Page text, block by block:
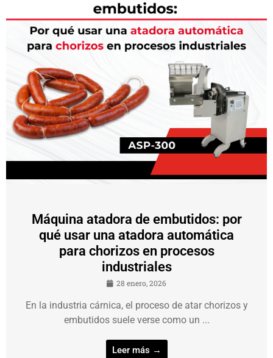
Máquina atadora de embutidos: por
qué usar una atadora automática
para chorizos en procesos
industriales
28 enero, 2026
En la industria cárnica, el proceso de atar chorizos y
embutidos suele verse como un ...
Leer más →